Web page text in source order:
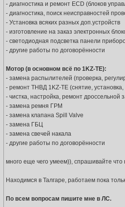
- диагностика и ремонт ECD (блоков
- диагностика, поиск неисправностей
- Установка всяких разных доп.устройств
- изготовление на заказ электронных
- светодиодная подсветка панели
- другие работы по договорённости
Мотор (в основном всё по 1KZ-TE):
- замена распылителей (проверка,
- ремонт ТНВД 1KZ-TE (снятие,
- чистка, настройка, ремонт дроссельной
- замена ремня ГРМ
- замена клапана Spill Valve
- замена ГБЦ
- замена свечей накала
- другие работы по договорённости
много еще чего умеем)), спрашивайте
Находимся в Талгаре, работаем пока
По всем вопросам пишите мне в ЛС.